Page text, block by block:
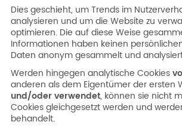
Dies geschieht, um Trends im
analysieren und um die Website zu
optimieren. Die auf diese Weise
Informationen haben keinen
Daten anonym gesammelt und
Werden hingegen analytische Cookies
anderen als dem Eigentümer der ersten
und/oder verwendet, können sie nicht
Cookies gleichgesetzt werden und
behandelt.